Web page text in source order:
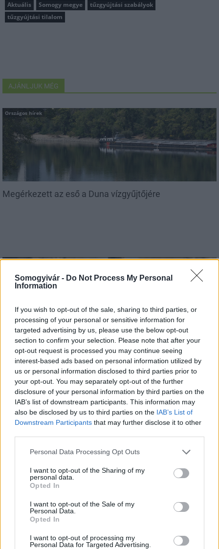
Somogyivár - Do Not Process My Personal
Information
If you wish to opt-out of the sale, sharing to third parties, or
processing of your personal or sensitive information for
targeted advertising by us, please use the below opt-out
section to confirm your selection. Please note that after your
opt-out request is processed you may continue seeing
interest-based ads based on personal information utilized by
us or personal information disclosed to third parties prior to
your opt-out. You may separately opt-out of the further
disclosure of your personal information by third parties on the
IAB’s list of downstream participants. This information may
also be disclosed by us to third parties on the IAB’s List of
Downstream Participants that may further disclose it to other
Please note that this website/app uses one or more Google
not limited to your visit or usage behaviour. You may click to
grant or deny consent to Google and its third-party tags to
use your data for below specified purposes in below Google
consent section.
Personal Data Processing Opt Outs
I want to opt-out of the Sharing of my
personal data.
Opted In
I want to opt-out of the Sale of my
Personal Data.
Opted In
I want to opt-out of processing my
Personal Data for Targeted Advertising.
Aktuális Somogy megye
tűzgyújtási szabályok
tűzgyújtási tilalom
AJÁNLJUK MÉG
Országos hírek
Megérkezett az eső a Duna vízgyűjtőjére
Aktuális
Hőség és vízhiány - itatók feltöltésével segítik a
vadállományt a somogyi erdőkben
Helyi hírek
Amire többmillióan vártunk: szombattól másodfokúra
csökken a riasztás